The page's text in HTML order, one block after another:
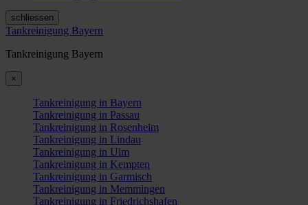
schliessen
Tankreinigung Bayern
Tankreinigung Bayern
×
Tankreinigung in Bayern
Tankreinigung in Passau
Tankreinigung in Rosenheim
Tankreinigung in Lindau
Tankreinigung in Ulm
Tankreinigung in Kempten
Tankreinigung in Garmisch
Tankreinigung in Memmingen
Tankreinigung in Friedrichshafen